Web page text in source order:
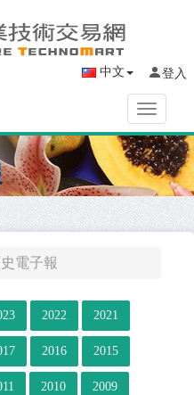
中文 登入
Toggle
史電子報
2022 2021
2016 2015
2010 2009